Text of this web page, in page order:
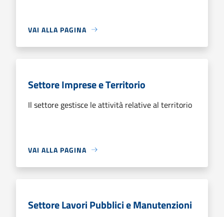
VAI ALLA PAGINA
Settore Imprese e Territorio
Il settore gestisce le attività relative al territorio
VAI ALLA PAGINA
Settore Lavori Pubblici e Manutenzioni